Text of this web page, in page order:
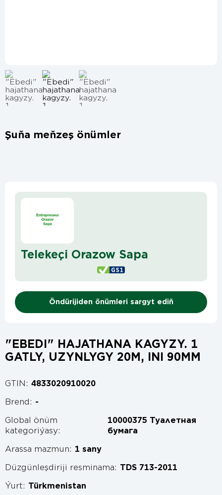
Şuňa meňzeş önümler
Telekeçi Orazow Sapa
Öndürijiden önümleri sargyt ediň
"EBEDI" HAJATHANA KAGYZY. 1
GATLY, UZYNLYGY 20M, INI 90MM
GTIN: 4833020910020
Brend: -
Global önüm
kategoriýasy:
10000375 Туалетная
бумага
Arassa mazmun: 1 sany
Düzgünleşdiriji resminama: TDS 713-2011
Ýurt: Türkmenistan